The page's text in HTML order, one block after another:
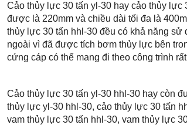
Cảo thủy lực 30 tấn yl-30 hay cảo thủy lực
được là 220mm và chiều dài tối đa là
thủy lực 30 tấn hhl-30 đều có khả năng
ngoài vì đã được tích bơm thủy lực bên
cứng cáp có thể mang đi theo công trình
Cảo thủy lực 30 tấn yl-30 hhl-30 hay còn
thủy lực yl-30 hhl-30, cảo thủy lực 30 tấn
vam thủy lực 30 tấn hhl-30, vam thủy lực